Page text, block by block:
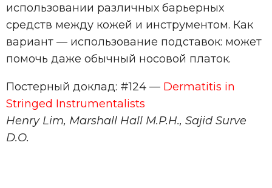
использовании различных барьерных
средств между кожей и инструментом. Как
вариант — использование подставок: может
помочь даже обычный носовой платок.
Постерный доклад: #124 — Dermatitis in
Stringed Instrumentalists
Henry Lim, Marshall Hall M.P.H., Sajid Surve
D.O.